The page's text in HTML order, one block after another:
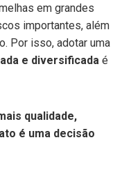
em grandes
importantes, além
Por isso, adotar uma
e diversificada é
qualidade,
é uma decisão